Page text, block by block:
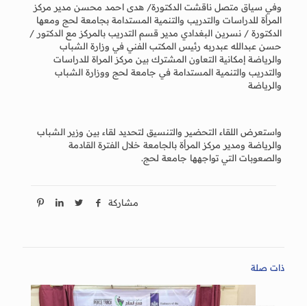
وفي سياق متصل ناقشت الدكتورة/ هدى احمد محسن مدير مركز
المرأة للدراسات والتدريب والتنمية المستدامة بجامعة لحج ومعها
الدكتورة / نسرين البغدادي مدير قسم التدريب بالمركز مع الدكتور /
حسن عبدالله عبدربه رئيس المكتب الفني في وزارة الشباب
والرياضة إمكانية التعاون المشترك بين مركز المراة للدراسات
والتدريب والتنمية المستدامة في جامعة لحج ووزارة الشباب
والرياضة
واستعرض اللقاء التحضير والتنسيق لتحديد لقاء بين وزير الشباب
والرياضة ومدير مركز المرأة بالجامعة خلال الفترة القادمة
والصعوبات التي تواجهها جامعة لحج.
مشاركة
ذات صلة